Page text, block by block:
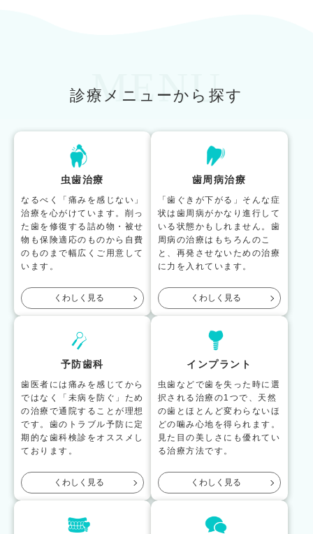
MENU
診療メニューから探す
虫歯治療
なるべく「痛みを感じない」
治療を心がけています。削っ
た歯を修復する詰め物・被せ
物も保険適応のものから自費
のものまで幅広くご用意して
います。
くわしく見る
歯周病治療
「歯ぐきが下がる」そんな症
状は歯周病がかなり進行して
いる状態かもしれません。歯
周病の治療はもちろんのこ
と、再発させないための治療
に力を入れています。
くわしく見る
予防歯科
歯医者には痛みを感じてから
ではなく「未病を防ぐ」ため
の治療で通院することが理想
です。歯のトラブル予防に定
期的な歯科検診をオススメし
ております。
くわしく見る
インプラント
虫歯などで歯を失った時に選
択される治療の1つで、天然
の歯とほとんど変わらないほ
どの噛み心地を得られます。
見た目の美しさにも優れてい
る治療方法です。
くわしく見る